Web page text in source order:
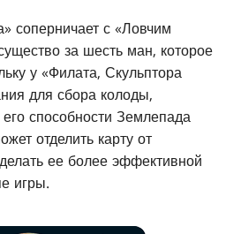
соперничает с «Ловчим
за шесть ман, которое
у «Филата, Скульптора
для сбора колоды,
способности Землепада
отделить карту от
ее более эффективной
игры.